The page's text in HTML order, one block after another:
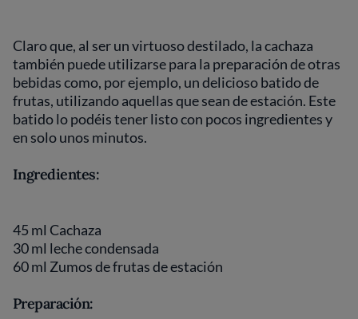
Claro que, al ser un virtuoso destilado, la cachaza
también puede utilizarse para la preparación de otras
bebidas como, por ejemplo, un delicioso batido de
frutas, utilizando aquellas que sean de estación. Este
batido lo podéis tener listo con pocos ingredientes y
en solo unos minutos.
Ingredientes:
45 ml Cachaza
30 ml leche condensada
60 ml Zumos de frutas de estación
Preparación: